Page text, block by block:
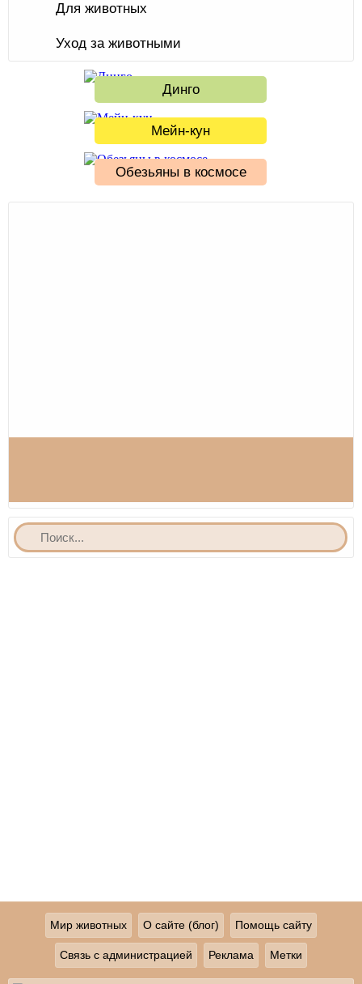
Для животных
Уход за животными
Динго
Мейн-кун
Обезьяны в космосе
Мир животных О сайте (блог) Помощь сайту
Связь с администрацией Реклама Метки